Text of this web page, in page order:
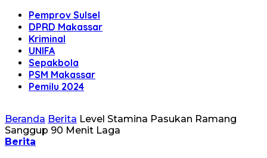
Pemprov Sulsel
DPRD Makassar
Kriminal
UNIFA
Sepakbola
PSM Makassar
Pemilu 2024
Beranda Berita Level Stamina Pasukan Ramang
Sanggup 90 Menit Laga
Berita